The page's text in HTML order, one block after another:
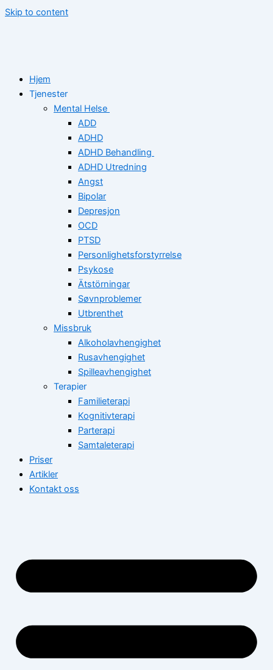
Skip to content
Hjem
Tjenester
Mental Helse
ADD
ADHD
ADHD Behandling
ADHD Utredning
Angst
Bipolar
Depresjon
OCD
PTSD
Personlighetsforstyrrelse
Psykose
Ätstörningar
Søvnproblemer
Utbrenthet
Missbruk
Alkoholavhengighet
Rusavhengighet
Spilleavhengighet
Terapier
Familieterapi
Kognitivterapi
Parterapi
Samtaleterapi
Priser
Artikler
Kontakt oss